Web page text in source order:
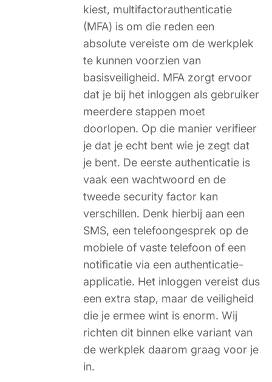
kiest, multifactorauthenticatie
(MFA) is om die reden een
absolute vereiste om de werkplek
te kunnen voorzien van
basisveiligheid. MFA zorgt ervoor
dat je bij het inloggen als gebruiker
meerdere stappen moet
doorlopen. Op die manier verifieer
je dat je echt bent wie je zegt dat
je bent. De eerste authenticatie is
vaak een wachtwoord en de
tweede security factor kan
verschillen. Denk hierbij aan een
SMS, een telefoongesprek op de
mobiele of vaste telefoon of een
notificatie via een authenticatie-
applicatie. Het inloggen vereist dus
een extra stap, maar de veiligheid
die je ermee wint is enorm. Wij
richten dit binnen elke variant van
de werkplek daarom graag voor je
in.